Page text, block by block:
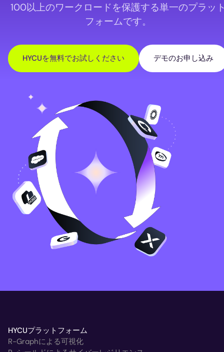
100以上のワークロードを保護する単一のプラッ
フォームです。
HYCUを無料でお試しください デモのお申し込み
HYCUプラットフォーム
R-Graphによる可視化